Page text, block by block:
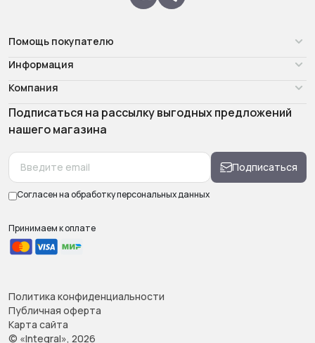
Помощь покупателю
Информация
Компания
Подписаться на рассылку выгодных предложений
нашего магазина
Подписаться
Согласен на обработкуперсональных данных
Принимаем к оплате
Политика конфиденциальности
Публичная оферта
Карта сайта
© «Integral», 2026